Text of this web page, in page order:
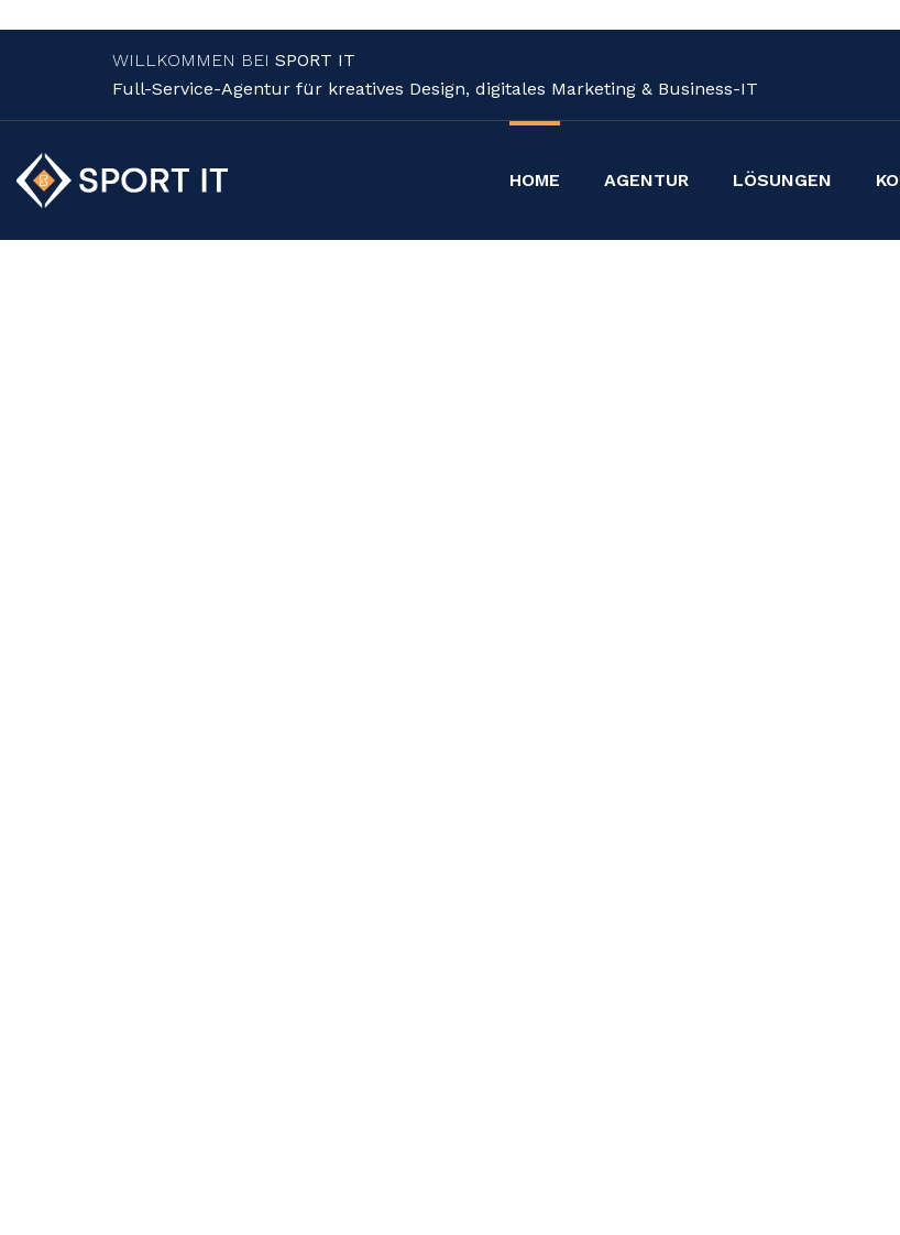
WILLKOMMEN BEI SPORT IT
Full-Service-Agentur für kreatives Design, digitales Marketing & Business-IT
HOME AGENTUR LÖSUNGEN